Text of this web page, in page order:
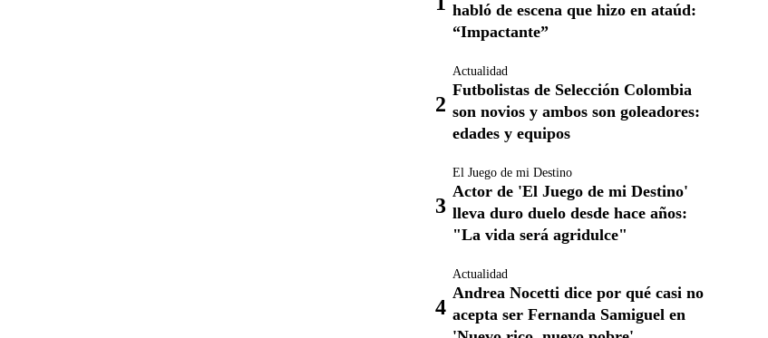
habló de escena que hizo en ataúd:
“Impactante”
Actualidad
Futbolistas de Selección Colombia
son novios y ambos son goleadores:
edades y equipos
El Juego de mi Destino
Actor de 'El Juego de mi Destino'
lleva duro duelo desde hace años:
"La vida será agridulce"
Actualidad
Andrea Nocetti dice por qué casi no
acepta ser Fernanda Samiguel en